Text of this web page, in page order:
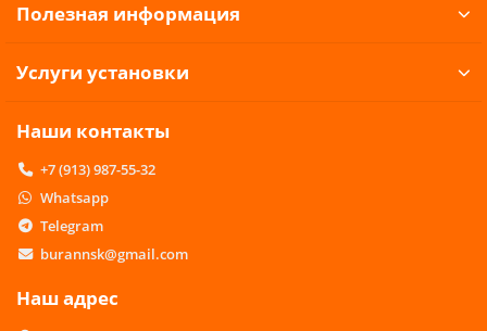
Полезная информация
Услуги установки
Наши контакты
+7 (913) 987-55-32
Whatsapp
Telegram
burannsk@gmail.com
Наш адрес